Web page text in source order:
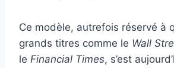
Ce modèle, autrefois réservé à
grands titres comme le Wall
le Financial Times, s’est